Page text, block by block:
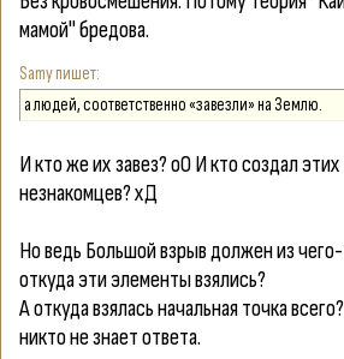
мамой" бредова.
Samy
а людей, соответственно «завезли» на Землю.
И кто же их завез? оО И кто создал
незнакомцев? хД
Но ведь Большой взрыв должен из
откуда эти элементы взялись?
А откуда взялась начальная точка
никто не знает ответа.